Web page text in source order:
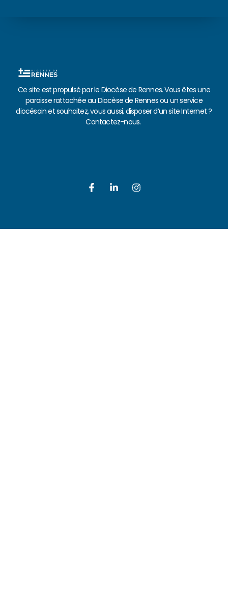
Ce site est propulsé par le Diocèse de Rennes. Vous êtes une
paroisse rattachée au Diocèse de Rennes ou un service
diocésain et souhaitez, vous aussi, disposer d’un site Internet ?
Contactez-nous.